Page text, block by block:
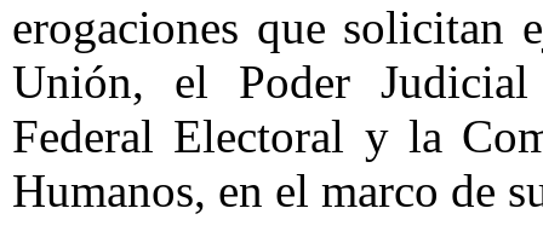
erogaciones que solicitan
Unión, el Poder
Federal Electoral y la
Humanos, en el marco de